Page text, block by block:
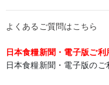
よくあるご質問はこちら
日本食糧新聞・電子版ご
日本食糧新聞・電子版のご